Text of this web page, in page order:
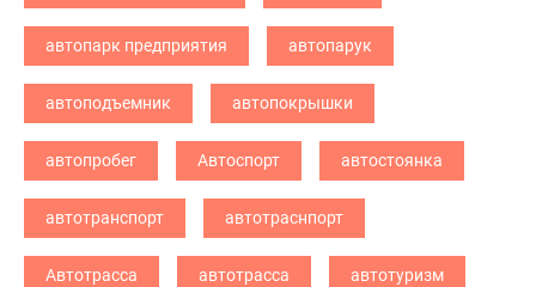
автопарк предприятия автопарук
автоподъемник автопокрышки
автопробег Автоспорт автостоянка
автотранспорт автотраснпорт
Автотрасса автотрасса автотуризм